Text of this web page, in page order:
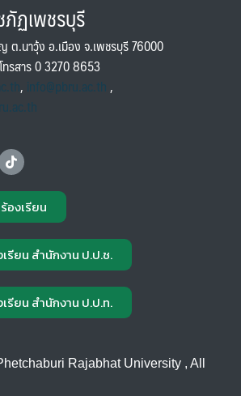
ฏเพชรบุรี
ต.นาวุ้ง อ.เมือง จ.เพชรบุรี 76000
รสาร 0 3270 8653
, info@pbru.ac.th,
องเรียน
รียน สำนักงาน ป.ป.ช.
รียน สำนักงาน ป.ป.ท.
Rajabhat University , All